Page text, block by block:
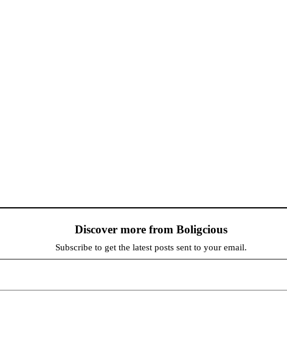
Discover more from Boligcious
Subscribe to get the latest posts sent to your email.